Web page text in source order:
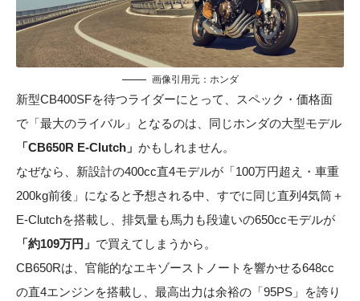
画像引用元： ホンダ
新型CB400SFを待つライダーにとって、スペック・価格面
で「最大のライバル」となるのは、同じホンダの大型モデル
「CB650R E-Clutch」 かもしれません。
なぜなら、新設計の400cc直4モデルが「100万円超え・車重
200kg前後」になると予想される中、すでに同じ直列4気筒＋
E-Clutchを搭載し、排気量も馬力も段違いの650ccモデルが
「約109万円」 で買えてしまうから。
CB650Rは、官能的なエキゾーストノートを響かせる648cc
の直4エンジンを搭載し、最高出力は余裕の「95PS」を誇り